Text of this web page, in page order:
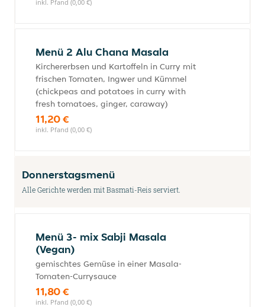
inkl. Pfand (0,00 €)
Menü 2 Alu Chana Masala
Kirchererbsen und Kartoffeln in Curry mit
frischen Tomaten, Ingwer und Kümmel
(chickpeas and potatoes in curry with
fresh tomatoes, ginger, caraway)
11,20 €
inkl. Pfand (0,00 €)
Donnerstagsmenü
Alle Gerichte werden mit Basmati-Reis serviert.
Menü 3- mix Sabji Masala
(Vegan)
gemischtes Gemüse in einer Masala-
Tomaten-Currysauce
11,80 €
inkl. Pfand (0,00 €)